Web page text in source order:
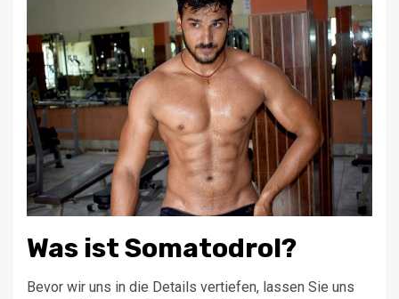
Was ist Somatodrol?
Bevor wir uns in die Details vertiefen, lassen Sie uns